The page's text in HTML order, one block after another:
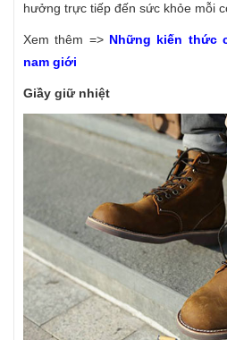
hưởng trực tiếp đến sức khỏe mỗi
Xem thêm => Những kiến thức
nam giới
Giầy giữ nhiệt